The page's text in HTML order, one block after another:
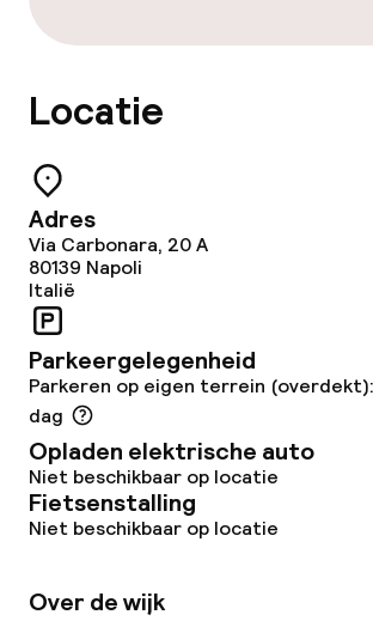
Locatie
Adres
Via Carbonara, 20 A
80139 Napoli
Italië
Parkeergelegenheid
Parkeren op eigen terrein
dag
Opladen elektrische auto
Niet beschikbaar op locatie
Fietsenstalling
Niet beschikbaar op locatie
Over de wijk